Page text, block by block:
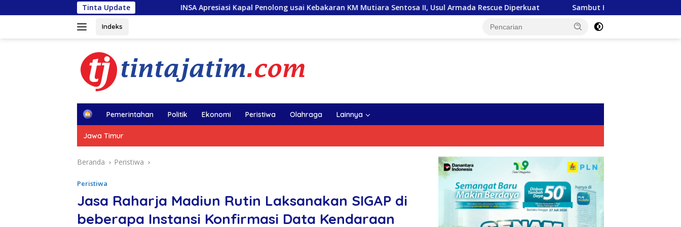
ke
Tinta Update
INSA Apresiasi Kapal Penolong usai Kebakaran KM Mutiara Sentosa II, Usul Armada Rescue Diperkuat Sambut HUT RI ke-81, PLN Tebar Energi Kebaikan
Indeks
H
e
Pemerintahan Politik Ekonomi Peristiwa Olahraga Lainnya
Jawa Timur
Beranda Peristiwa
Peristiwa
Jasa Raharja Madiun Rutin Laksanakan SIGAP di
beberapa Instansi Konfirmasi Data Kendaraan